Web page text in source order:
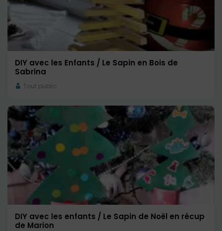
DIY avec les Enfants / Le Sapin en Bois de
Sabrina
Tout public
DIY avec les enfants / Le Sapin de Noël en récup
de Marion